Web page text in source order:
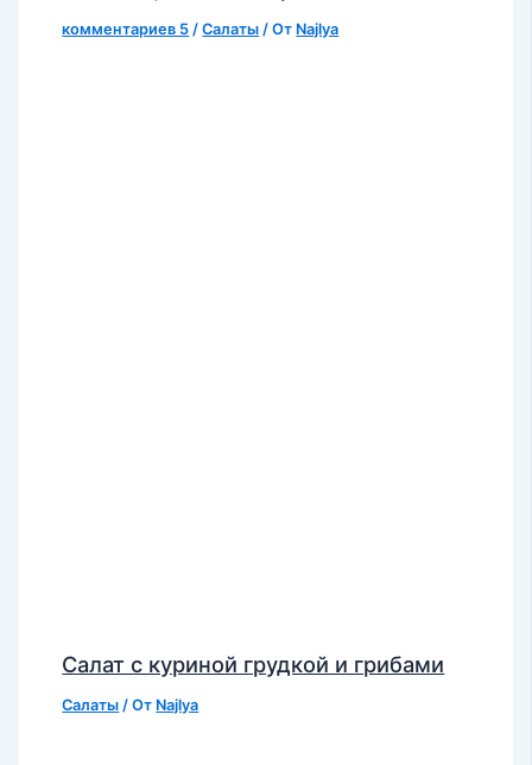
комментариев 5 /Салаты / От Najlya
Салат с куриной грудкой и грибами
Салаты / От Najlya